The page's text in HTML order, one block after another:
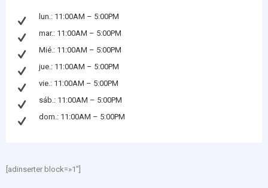
lun.: 11:00AM – 5:00PM
mar.: 11:00AM – 5:00PM
Mié.: 11:00AM – 5:00PM
jue.: 11:00AM – 5:00PM
vie.: 11:00AM – 5:00PM
sáb.: 11:00AM – 5:00PM
dom.: 11:00AM – 5:00PM
[adinserter block=»1″]